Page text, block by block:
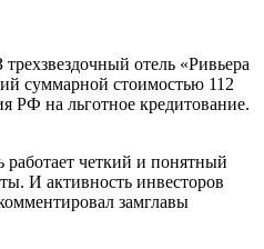
отель «Ривьера
суммарной стоимостью 112
РФ на льготное кредитование.
работает четкий и понятный
И активность инвесторов
замглавы